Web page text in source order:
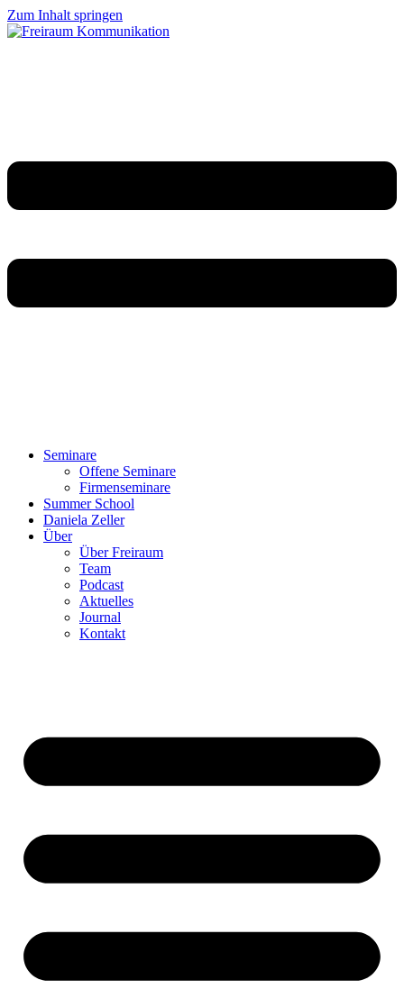
Zum Inhalt springen
Seminare
Offene Seminare
Firmenseminare
Summer School
Daniela Zeller
Über
Über Freiraum
Team
Podcast
Aktuelles
Journal
Kontakt